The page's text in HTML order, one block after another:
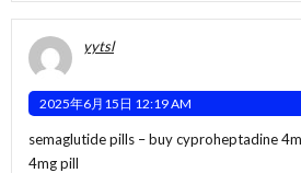
yytsl
2025年6月15日 12:19 AM
semaglutide pills –buy cyproheptadine
4mg pill